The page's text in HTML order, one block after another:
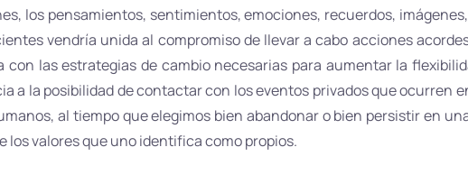
los pensamientos, sentimientos, emociones, recuerdos,
vendría unida al compromiso de llevar a cabo acciones
las estrategias de cambio necesarias para aumentar la
a la posibilidad de contactar con los eventos privados que ocurren
al tiempo que elegimos bien abandonar o bien persistir en
los valores que uno identifica como propios.